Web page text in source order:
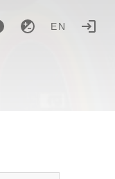
EN